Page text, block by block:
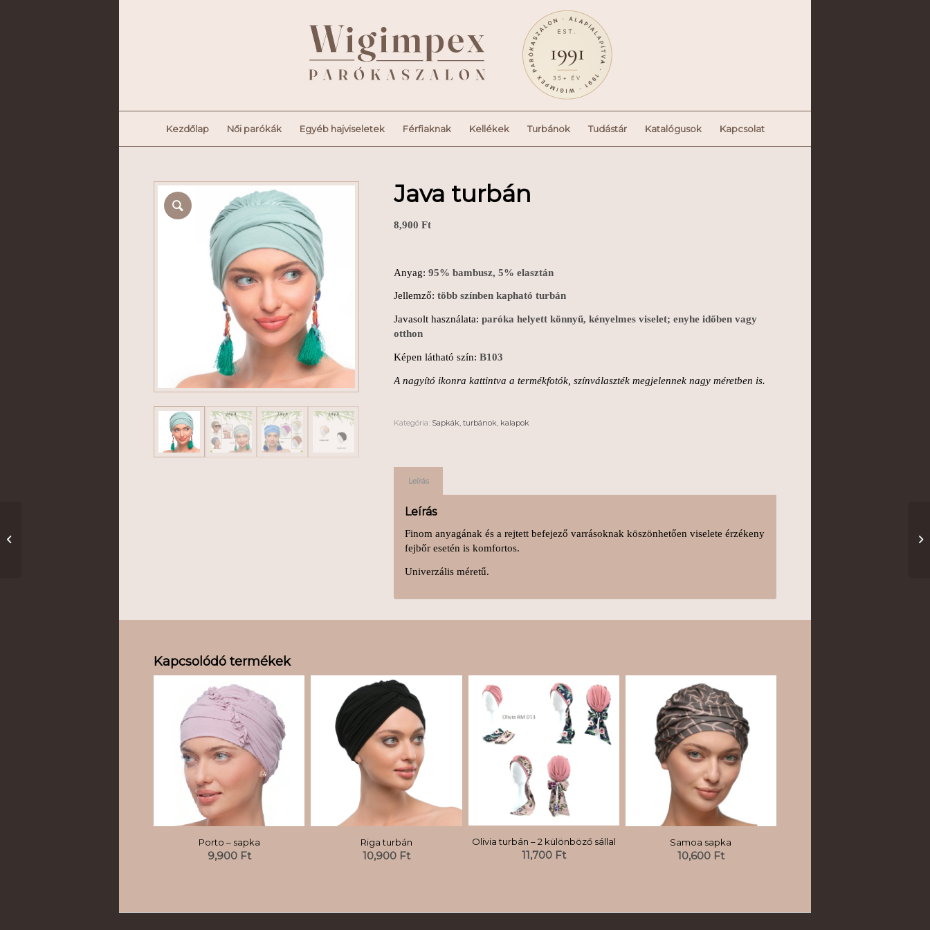
Kezdőlap Női parókák Egyéb hajviseletek Férfiaknak Kellékek Turbánok Tudástár Katalógusok Kapcsolat
Java turbán
8,900 Ft
Anyag: 95% bambusz, 5% elasztán
Jellemző: több színben kapható turbán
Javasolt használata: paróka helyett könnyű, kényelmes viselet; enyhe időben vagy
otthon
Képen látható szín: B103
A nagyító ikonra kattintva a termékfotók, színválaszték megjelennek nagy méretben is.
Kategória: Sapkák, turbánok, kalapok
Leírás
Leírás
Finom anyagának és a rejtett befejező varrásoknak köszönhetően viselete érzékeny
fejbőr esetén is komfortos.
Univerzális méretű.
Kapcsolódó termékek
Porto – sapka
9,900 Ft
Riga turbán
10,900 Ft
Olivia turbán – 2 különböző sállal
11,700 Ft
Samoa sapka
10,600 Ft